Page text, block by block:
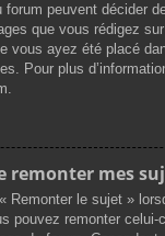
forum peuvent décider
que vous rédigez
vous ayez été placé
Pour plus
remonter mes
Remonter le sujet »
pouvez remonter celui-